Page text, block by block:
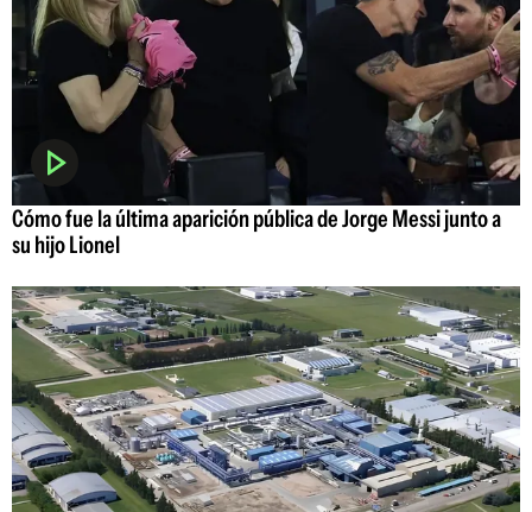
Cómo fue la última aparición pública de Jorge Messi junto a
su hijo Lionel